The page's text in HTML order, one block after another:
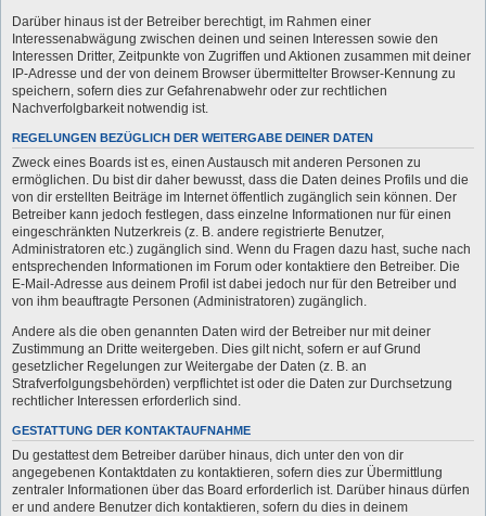
Darüber hinaus ist der Betreiber berechtigt, im Rahmen einer
Interessenabwägung zwischen deinen und seinen Interessen sowie den
Interessen Dritter, Zeitpunkte von Zugriffen und Aktionen zusammen mit deiner
IP-Adresse und der von deinem Browser übermittelter Browser-Kennung zu
speichern, sofern dies zur Gefahrenabwehr oder zur rechtlichen
Nachverfolgbarkeit notwendig ist.
REGELUNGEN BEZÜGLICH DER WEITERGABE DEINER DATEN
Zweck eines Boards ist es, einen Austausch mit anderen Personen zu
ermöglichen. Du bist dir daher bewusst, dass die Daten deines Profils und die
von dir erstellten Beiträge im Internet öffentlich zugänglich sein können. Der
Betreiber kann jedoch festlegen, dass einzelne Informationen nur für einen
eingeschränkten Nutzerkreis (z. B. andere registrierte Benutzer,
Administratoren etc.) zugänglich sind. Wenn du Fragen dazu hast, suche nach
entsprechenden Informationen im Forum oder kontaktiere den Betreiber. Die
E-Mail-Adresse aus deinem Profil ist dabei jedoch nur für den Betreiber und
von ihm beauftragte Personen (Administratoren) zugänglich.
Andere als die oben genannten Daten wird der Betreiber nur mit deiner
Zustimmung an Dritte weitergeben. Dies gilt nicht, sofern er auf Grund
gesetzlicher Regelungen zur Weitergabe der Daten (z. B. an
Strafverfolgungsbehörden) verpflichtet ist oder die Daten zur Durchsetzung
rechtlicher Interessen erforderlich sind.
GESTATTUNG DER KONTAKTAUFNAHME
Du gestattest dem Betreiber darüber hinaus, dich unter den von dir
angegebenen Kontaktdaten zu kontaktieren, sofern dies zur Übermittlung
zentraler Informationen über das Board erforderlich ist. Darüber hinaus dürfen
er und andere Benutzer dich kontaktieren, sofern du dies in deinem